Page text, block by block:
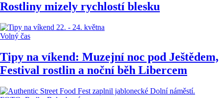
Rostliny mizely rychlostí blesku
Volný čas
Tipy na víkend: Muzejní noc pod Ještědem,
Festival rostlin a noční běh Libercem